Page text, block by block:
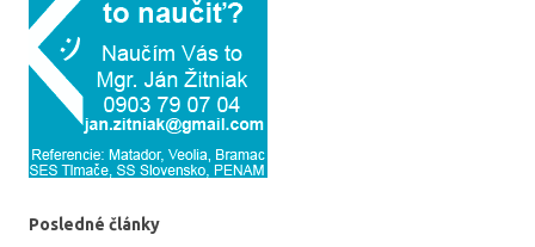
Posledné články